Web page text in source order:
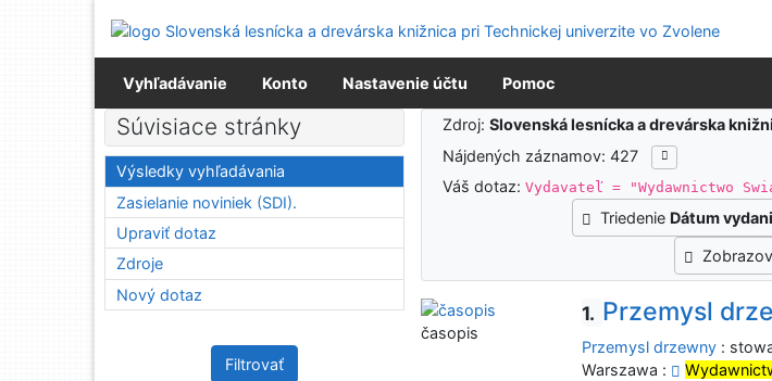
Prejsť na menu
Prehlásenie o webovej prístupnosti
Vyhľadávanie Konto Nastavenie účtu Pomoc
Výsledky vyhľadávania
Zdroj:Slovenská lesnícka a drevárska
Nájdených záznamov: 427
Váš dotaz:Vydavateľ = "Wydawnictwo
Triedenie Dátum
1. Przemysl
Przemysl drzewny :
Warszawa :
časopis
Súvisiace stránky
Výsledky vyhľadávania
Zasielanie noviniek (SDI).
Upraviť dotaz
Zdroje
Nový dotaz
Filtrovať